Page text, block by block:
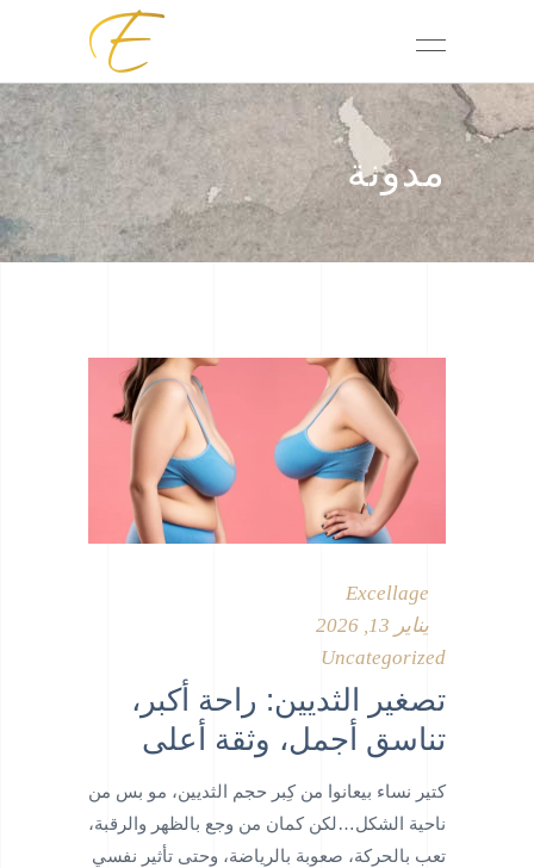
مدونة
Excellage
يناير 13, 2026
Uncategorized
تصغير الثديين: راحة أكبر،
تناسق أجمل، وثقة أعلى
كتير نساء بيعانوا من كِبر حجم الثديين، مو بس من
ناحية الشكل…لكن كمان من وجع بالظهر والرقبة،
تعب بالحركة، صعوبة بالرياضة، وحتى تأثير نفسي